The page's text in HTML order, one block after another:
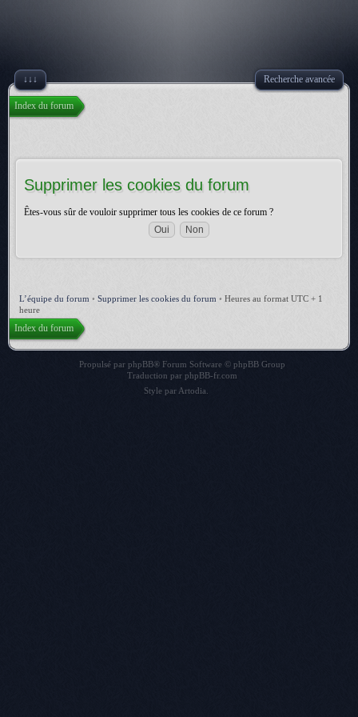
↓↓↓ Recherche avancée
Index du forum
Supprimer les cookies du forum
Êtes-vous sûr de vouloir supprimer tous les cookies de ce forum ?
L’équipe du forum • Supprimer les cookies du forum • Heures au format UTC + 1
heure
Index du forum
Propulsé par phpBB® Forum Software © phpBB Group
Traduction par phpBB-fr.com
Style par Artodia